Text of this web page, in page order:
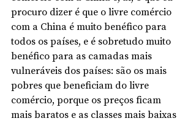
procuro dizer é que o livre comércio
com a China é muito benéfico para
todos os países, e é sobretudo muito
benéfico para as camadas mais
vulneráveis dos países: são os mais
pobres que beneficiam do livre
comércio, porque os preços ficam
mais baratos e as classes mais baixas